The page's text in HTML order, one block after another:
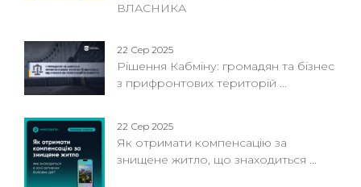
ВЛАСНИКА
22 Сер 2025
Рішення Кабміну: громадян та бізнес
з прифронтових територій ...
22 Сер 2025
Як отримати компенсацію за
знищене житло, що знаходиться ...